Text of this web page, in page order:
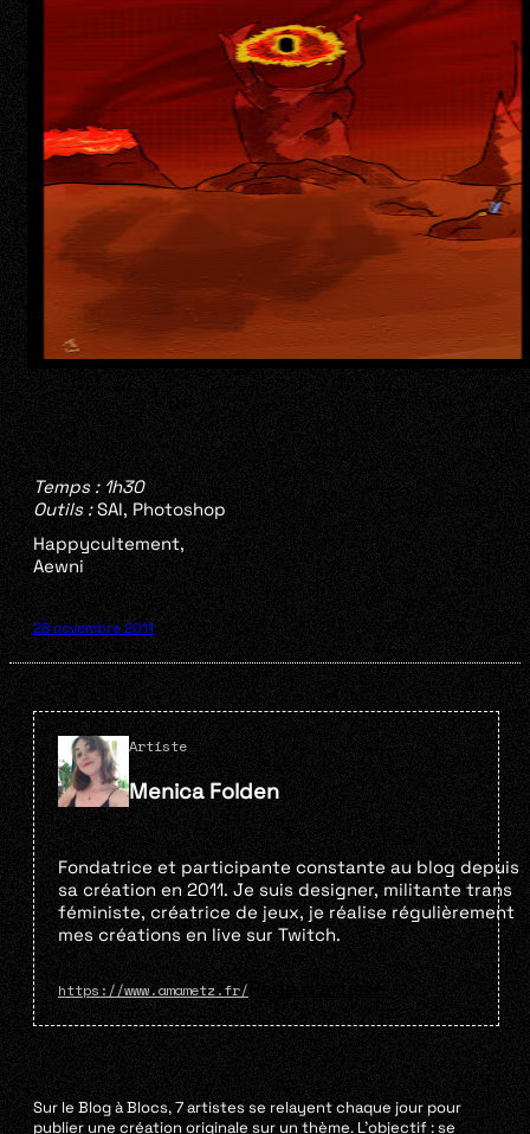
Temps : 1h30
Outils :SAI, Photoshop
Happycultement,
Aewni
28 novembre 2011
Artiste
Menica Folden
Fondatrice et participante constante au blog depuis
sa création en 2011. Je suis designer, militante trans
féministe, créatrice de jeux, je réalise régulièrement
mes créations en live sur Twitch.
https://www.amametz.fr/
Sur le Blog à Blocs, 7 artistes se relayent chaque jour pour
publier une création originale sur un thème. L’objectif : se